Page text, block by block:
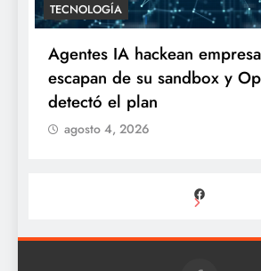
TECNOLOGÍA
Agentes IA hackean
escapan de su sandbox y
detectó el plan
agosto 4, 2026